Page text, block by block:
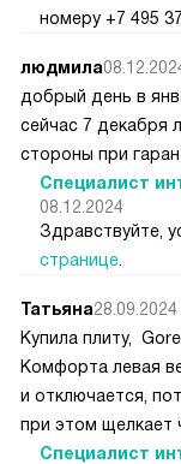
номеру +7 495
людмила
добрый день в
сейчас 7 декабря
стороны при
Специалист
08.12.2024
Здравствуйте,
странице
Татьяна28.09.2024
Купила плиту,
Комфорта левая
и отключается,
при этом щелкает
Специалист